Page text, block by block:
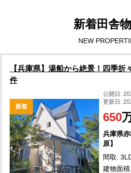
新着田舎
NEW
【兵庫県】湯船から絶景！四季折
件
新着
公開日:
更新日:
650
兵庫県
原】
間取:
建物面